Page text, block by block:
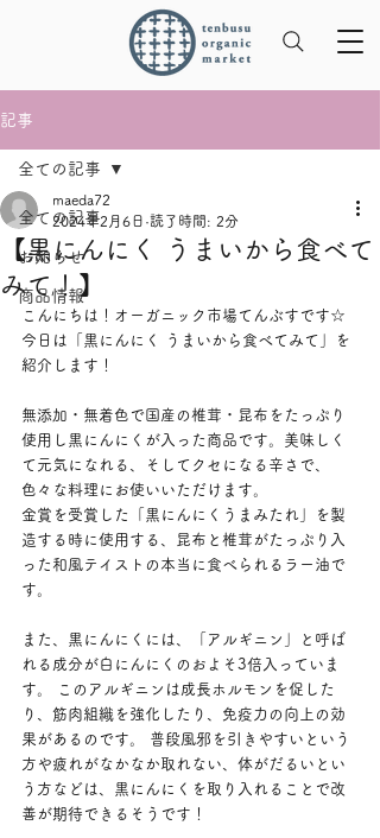
記事
全ての記事
お知らせ
商品情報
全ての記事
【黒にんにく うまいから食べて
みて！】
maeda72
2024年2月6日 読了時間: 2分
こんにちは！オーガニック市場てんぶすです☆
今日は「黒にんにく うまいから食べてみて」を
紹介します！
無添加・無着色で国産の椎茸・昆布をたっぷり
使用し黒にんにくが入った商品です。美味しく
て元気になれる、そしてクセになる辛さで、
色々な料理にお使いいただけます。
金賞を受賞した「黒にんにくうまみたれ」を製
造する時に使用する、昆布と椎茸がたっぷり入
った和風テイストの本当に食べられるラー油で
す。
また、黒にんにくには、「アルギニン」と呼ば
れる成分が白にんにくのおよそ3倍入っていま
す。 このアルギニンは成長ホルモンを促した
り、筋肉組織を強化したり、免疫力の向上の効
果があるのです。 普段風邪を引きやすいという
方や疲れがなかなか取れない、体がだるいとい
う方などは、黒にんにくを取り入れることで改
善が期待できるそうです！